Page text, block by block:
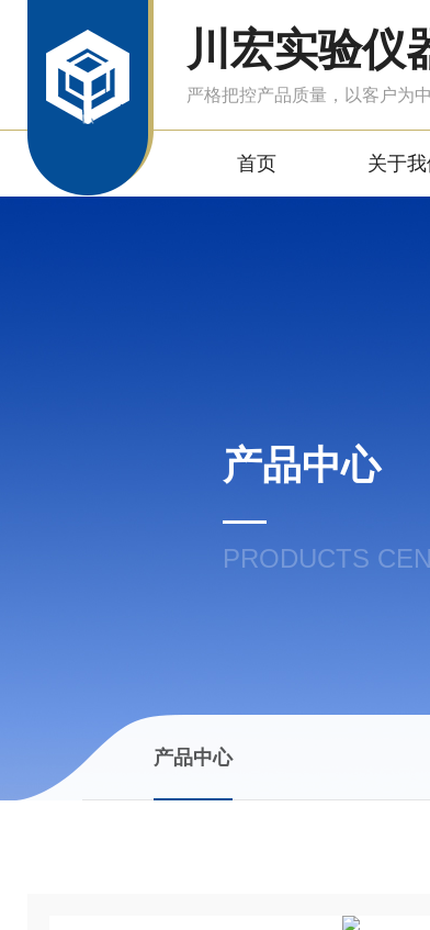
川宏实验仪
严格把控产品质量，以客户为
首页 关于我
产品中心
PRODUCTS
产品中心